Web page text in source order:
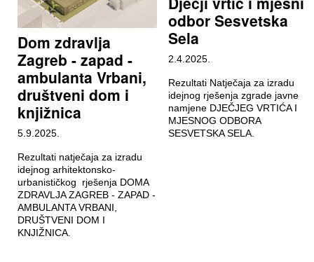
Dom zdravlja
Zagreb - zapad -
ambulanta Vrbani,
društveni dom i
knjižnica
5.9.2025.
Rezultati natječaja za izradu
idejnog arhitektonsko-
urbanističkog rješenja DOMA
ZDRAVLJA ZAGREB - ZAPAD -
AMBULANTA VRBANI,
DRUŠTVENI DOM I
KNJIŽNICA.
odbor Sesvetska
Sela
2.4.2025.
Rezultati Natječaja za izradu
idejnog rješenja zgrade javne
namjene DJEČJEG VRTIĆA I
MJESNOG ODBORA
SESVETSKA SELA.